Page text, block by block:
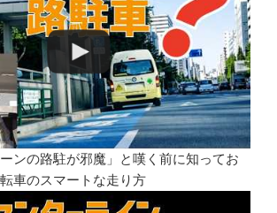
ーンの路駐が邪魔」と嘆く前に知ってお
車のスマートな走り方